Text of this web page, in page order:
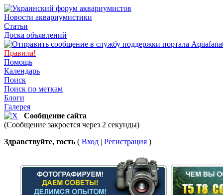
Новости аквариумистики
Статьи
Доска объявлений
Правила!
Помощь
Календарь
Поиск
Поиск по меткам
Блоги
Галерея
Сообщение сайта
(Сообщение закроется через 2 секунды)
Здравствуйте, гость ( Вход | Регистрация )